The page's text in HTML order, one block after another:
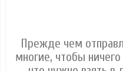
Прежде чем
многие, чтобы